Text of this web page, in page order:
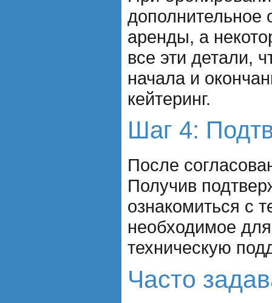
дополнительное
аренды, а
все эти детали,
начала и
кейтеринг.
Шаг 4:
После
Получив
ознакомиться с
необходимое
техническую
Часто